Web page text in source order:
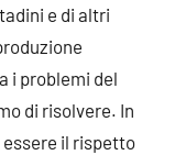
e di altri
i problemi del
di risolvere. In
il rispetto